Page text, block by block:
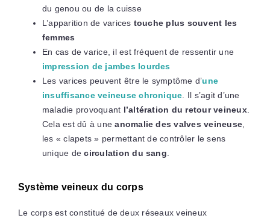
du genou ou de la cuisse
L’apparition de varices touche plus souvent les
femmes
En cas de varice, il est fréquent de ressentir une
impression de jambes lourdes
Les varices peuvent être le symptôme d’une
insuffisance veineuse chronique . Il s’agit d’une
maladie provoquant l’altération du retour veineux.
Cela est dû à uneanomalie des valves veineuse
les « clapets » permettant de contrôler le sens
unique decirculation du sang
Système veineux du corps
Le corps est constitué de deux réseaux veineux